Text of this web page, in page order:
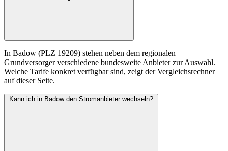
In Badow (PLZ 19209) stehen neben dem regionalen
Grundversorger verschiedene bundesweite Anbieter zur Auswahl.
Welche Tarife konkret verfügbar sind, zeigt der Vergleichsrechner
auf dieser Seite.
Kann ich in Badow den Stromanbieter wechseln?